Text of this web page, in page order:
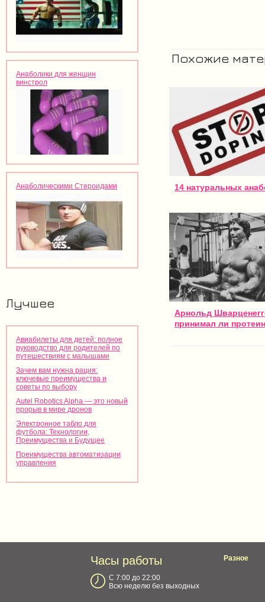
Анаболики для женщин
винстрол
Анаболическими Стероидами
Лучшее
Авиабилеты для детей: полное
руководство для родителей по
путешествиям с малышами
Зачем вам нужна рация:
ключевые преимущества и
советы по выбору
Autel Robotics Alpha — это новый
прорыв в мире дронов
Электронное табло для
футбола: Технологии,
Преимущества и Будущее
Преимущества автоматизации
управления
Похожие
14 натуральных
Арнольд
принимал ли протеин
Часы работы
С 7:00 до 22:00
Всю неделю без выходных
Разное